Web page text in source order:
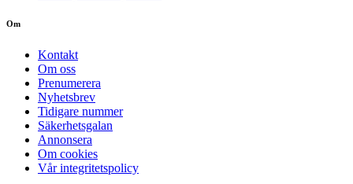
Om
Kontakt
Om oss
Prenumerera
Nyhetsbrev
Tidigare nummer
Säkerhetsgalan
Annonsera
Om cookies
Vår integritetspolicy